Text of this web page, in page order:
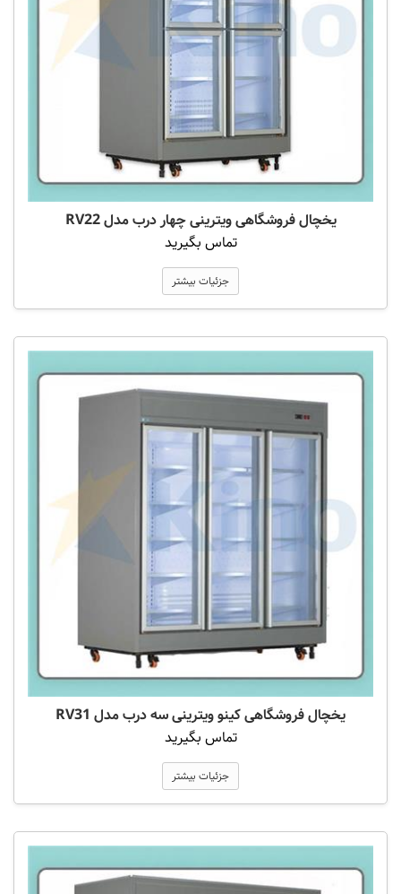
یخچال فروشگاهی ویترینی چهار درب مدل RV22
تماس بگیرید
جزئیات بیشتر
یخچال فروشگاهی کینو ویترینی سه درب مدل RV31
تماس بگیرید
جزئیات بیشتر